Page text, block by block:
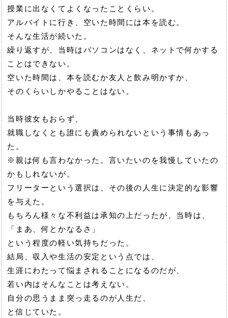
授業に出なくてよくなったことくらい。
アルバイトに行き、空いた時間には本を読む。
そんな生活が続いた。
繰り返すが、当時はパソコンはなく、ネットで何かする
ことはできない。
空いた時間は、本を読むか友人と飲み明かすか、
そのくらいしかやることはない。
当時彼女もおらず、
就職しなくとも誰にも責められないという事情もあっ
た。
※親は何も言わなかった。言いたいのを我慢していたの
かもしれないが。
フリーターという選択は、その後の人生に決定的な影響
を与えた。
もちろん様々な不利益は承知の上だったが、当時は、
「まあ、何とかなるさ」
という程度の軽い気持ちだった。
結局、収入や生活の安定という点では、
生涯にわたって悩まされることになるのだが、
若い内はそんなことは考えない。
自分の思うまま突っ走るのが人生だ、
と信じていた。